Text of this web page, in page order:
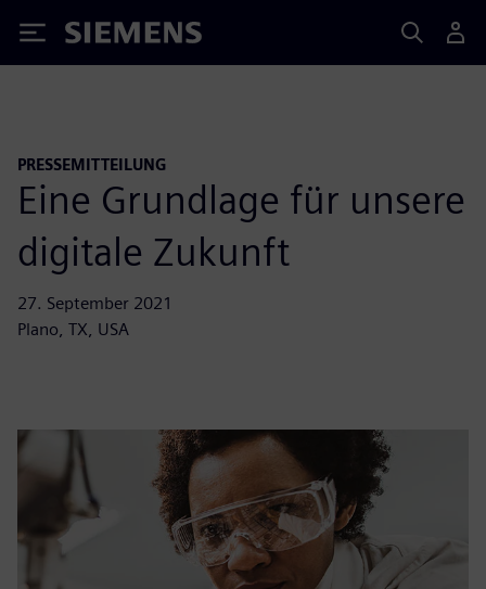
Siemens
PRESSEMITTEILUNG
Eine Grundlage für unsere
digitale Zukunft
27. September 2021
Plano, TX, USA